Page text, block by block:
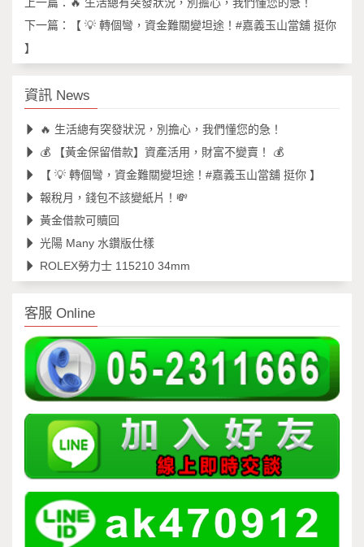
下一篇：
【 💡 轉個彎，資金難關變坦途！#嘉義玉山當舖 挺你
】
資訊 News
🔥 生活總有突發狀況，別擔心，我們懂您的急！
💰 【黃金保留借款】資產活用，財富不變賣！ 💰
【 💡 轉個彎，資金難關變坦途！#嘉義玉山當舖 挺你 】
報稅月，錢包不該變紙片！💸
黃金借款可贖回
光陽 Many 水鑽版仕樣
ROLEX勞力士 115210 34mm
客服 Online